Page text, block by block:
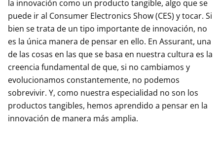
la innovación como un producto tangible, algo que se
puede ir al Consumer Electronics Show (CES) y tocar. Si
bien se trata de un tipo importante de innovación, no
es la única manera de pensar en ello. En Assurant, una
de las cosas en las que se basa en nuestra cultura es la
creencia fundamental de que, si no cambiamos y
evolucionamos constantemente, no podemos
sobrevivir. Y, como nuestra especialidad no son los
productos tangibles, hemos aprendido a pensar en la
innovación de manera más amplia.